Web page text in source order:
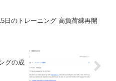
日のトレーニング 高負荷練再開
グの成